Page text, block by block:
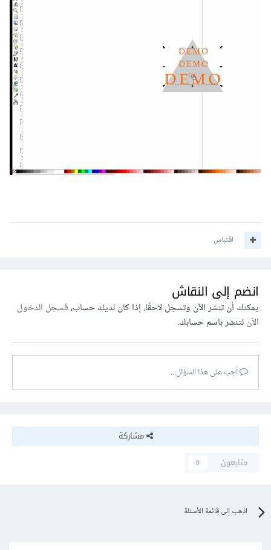
اقتباس
انضم إلى النقاش
يمكنك أن تنشر الآن وتسجل لاحقًا. إذا كان لديك حساب،فسجل الدخول
الآنلتنشر باسم حسابك.
أجب على هذا السؤال...
مشاركة
متابعون
0
اذهب إلى قائمة الأسئلة